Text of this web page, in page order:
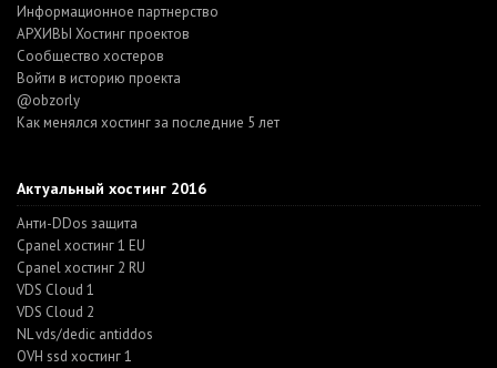
Информационное партнерство
АРХИВЫ Хостинг проектов
Cообщество хостеров
Войти в историю проекта
@obzorly
Как менялся хостинг за последние 5 лет
Актуальный хостинг 2016
Анти-DDos защита
Cpanel хостинг 1 EU
Cpanel хостинг 2 RU
VDS Cloud 1
VDS Cloud 2
NL vds/dedic antiddos
OVH ssd хостинг 1